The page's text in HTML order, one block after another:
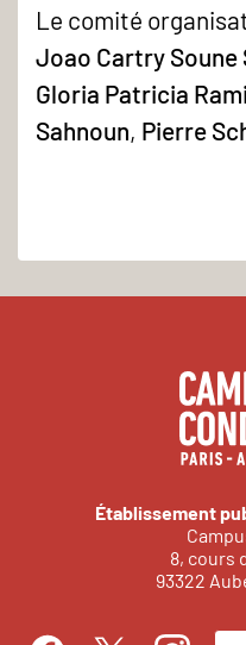
Le comité
Joao Cartry Soune
Gloria Patricia
Sahnoun, Pierre
Établissement
8, cours
93322